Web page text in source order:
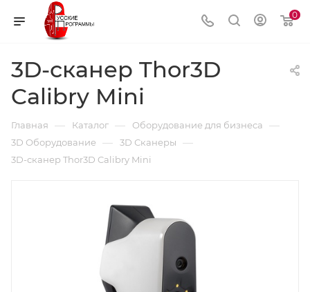
0
3D-сканер Thor3D
Calibry Mini
Главная — Каталог — Оборудование для бизнеса —
3D Оборудование — 3D Сканеры —
3D-сканер Thor3D Calibry Mini